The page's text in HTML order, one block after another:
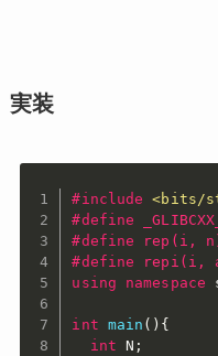
実装
#include
<bits/
#define
#define rep(i,
#define repi(i,
using
namespace
int main ( ) {
int N ;